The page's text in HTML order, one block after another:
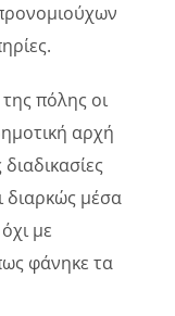
πόλης οι
αρχή
διαρκώς μέσα
με
φάνηκε τα